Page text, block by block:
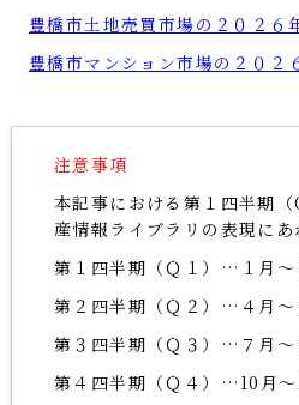
豊橋市土地売買市場の２０２６
豊橋市マンション市場の２０２
注意事項
本記事における第１四半期
産情報ライブラリの表現にあ
第１四半期（Ｑ１）…１月～
第２四半期（Ｑ２）…４月～
第３四半期（Ｑ３）…７月～
第４四半期（Ｑ４）…10月～